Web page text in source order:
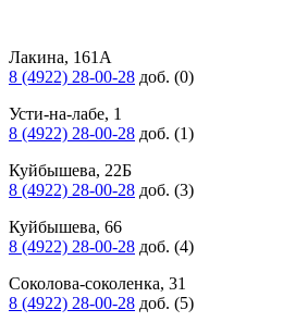
Лакина, 161А
8 (4922) 28-00-28 доб. (0)
Усти-на-лабе, 1
8 (4922) 28-00-28 доб. (1)
Куйбышева, 22Б
8 (4922) 28-00-28 доб. (3)
Куйбышева, 66
8 (4922) 28-00-28 доб. (4)
Соколова-соколенка, 31
8 (4922) 28-00-28 доб. (5)